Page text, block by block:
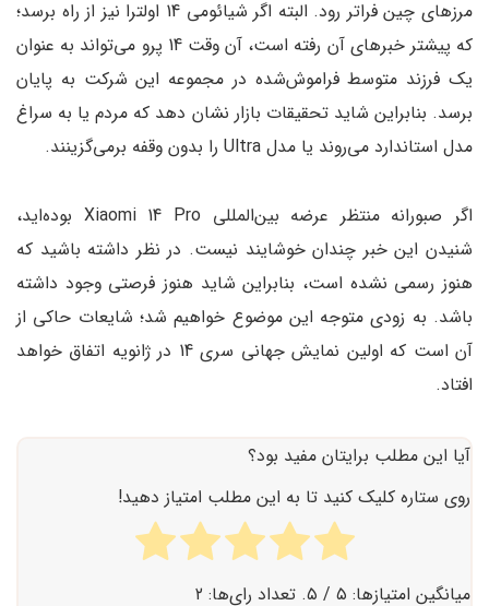
مرزهای چین فراتر رود. البته اگر شیائومی 14 اولترا نیز از راه برسد؛
که پیشتر خبرهای آن رفته است، آن وقت 14 پرو می‌تواند به عنوان
یک فرزند متوسط فراموش‌شده در مجموعه این شرکت به پایان
برسد. بنابراین شاید تحقیقات بازار نشان دهد که مردم یا به سراغ
مدل استاندارد می‌روند یا مدل Ultra را بدون وقفه برمی‌گزینند.
اگر صبورانه منتظر عرضه بین‌المللی Xiaomi 14 Pro بوده‌اید،
شنیدن این خبر چندان خوشایند نیست. در نظر داشته باشید که
هنوز رسمی ‌نشده است، بنابراین شاید هنوز فرصتی وجود داشته
باشد. به زودی متوجه این موضوع خواهیم شد؛ شایعات حاکی از
آن است که اولین نمایش جهانی سری 14 در ژانویه اتفاق خواهد
افتاد.
آیا این مطلب برایتان مفید بود؟
روی ستاره کلیک کنید تا به این مطلب امتیاز دهید!
میانگین امتیازها: ۵ / ۵. تعداد رای‌ها: ۲